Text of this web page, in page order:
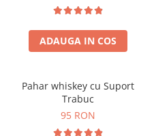
ADAUGA IN COS
Pahar whiskey cu Suport
Trabuc
95 RON